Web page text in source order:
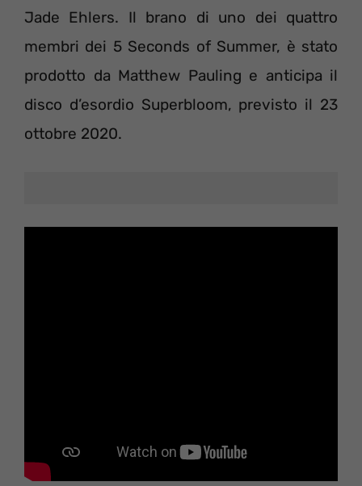
Jade Ehlers. Il brano di uno dei quattro
membri dei 5 Seconds of Summer, è stato
prodotto da Matthew Pauling e anticipa il
disco d’esordio Superbloom, previsto il 23
ottobre 2020.